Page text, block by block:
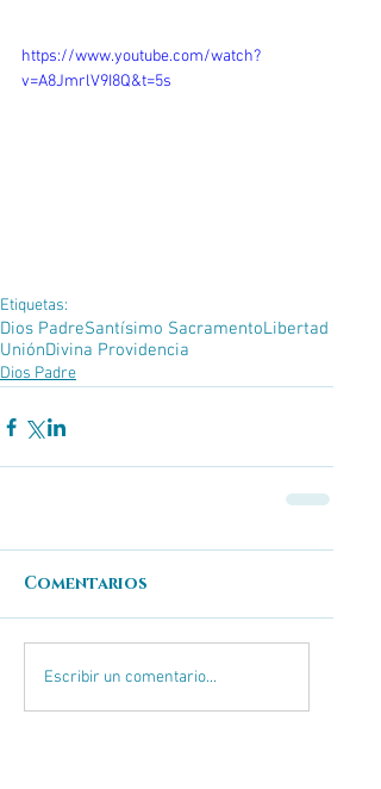
https://www.youtube.com/watch?
v=A8JmrlV9I8Q&t=5s
Etiquetas:
Dios PadreSantísimo SacramentoLibertad
UniónDivina Providencia
Dios Padre
Comentarios
Escribir un comentario...